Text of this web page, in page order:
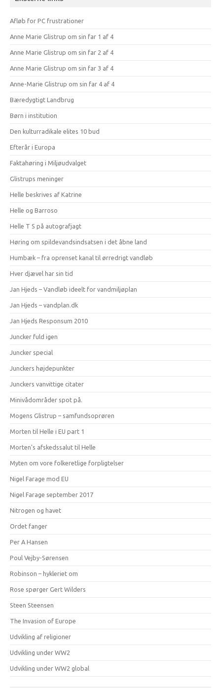
Afløb for PC frustrationer
Anne Marie Glistrup om sin far 1 af 4
Anne Marie Glistrup om sin far 2 af 4
Anne Marie Glistrup om sin far 3 af 4
Anne-Marie Glistrup om sin far 4 af 4
Bæredygtigt Landbrug
Børn i institution
Den kulturradikale elites 10 bud
Efterår i Europa
Faktahøring i Miljøudvalget
Glistrups meninger
Helle beskrives af Katrine
Helle og Barroso
Helle T S på autografjagt
Høring om spildevandsindsatsen i det åbne land
Humbæk – fra oprenset kanal til ørredrigt vandløb
Hver djævel har sin tid
Jan Hjeds – Vandløb ideelt for vandmiljøplan
Jan Hjeds – vandplan.dk
Jan Hjeds Responsum 2010
Juncker fuld igen
Juncker special
Junckers højdepunkter
Junckers vanvittige citater
Minivådområder spot på.
Mogens Glistrup – samfundsoprøren
Morten til Helle i EU part 1
Morten's afskedssalut til Helle
Myten om vore folkeretlige forpligtelser
Nigel Farage mod EU
Nigel Farage september 2017
Nitrogen og havet
Ordet fanger
Per A Hansen
Poul Vejby-Sørensen
Robinson – hykleriet om
Rose spørger Gert Wilders
Steen Steensen
The Invasion of Europe
Udvikling af religioner
Udvikling under WW2
Udvikling under WW2 global